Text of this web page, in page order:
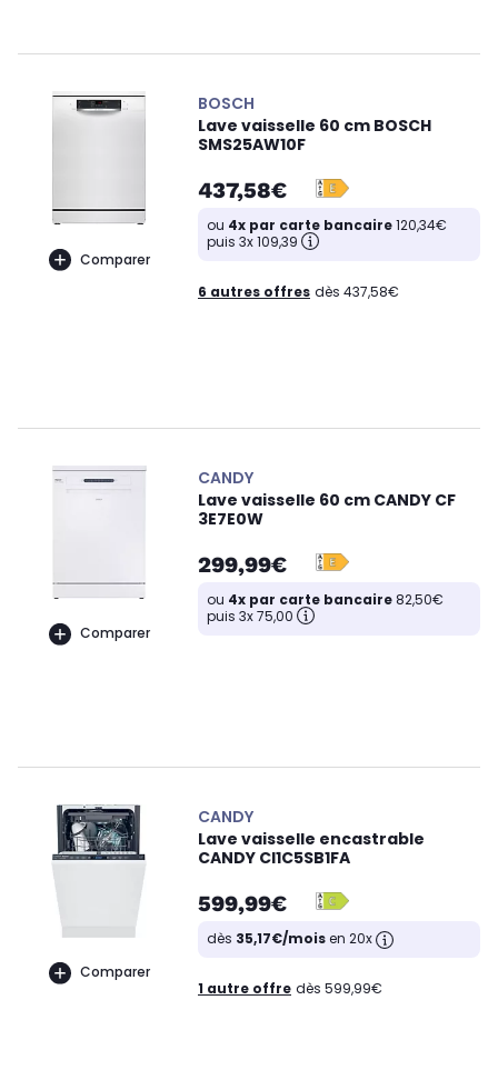
Comparer
BOSCH
Lave vaisselle 60 cm BOSCH
SMS25AW10F
437,58€
ou 4x par carte bancaire120,34€
puis 3x 109,39
6 autres offres dès 437,58€
Comparer
CANDY
Lave vaisselle 60 cm CANDY CF
3E7E0W
299,99€
ou 4x par carte bancaire82,50€
puis 3x 75,00
Comparer
CANDY
Lave vaisselle encastrable
CANDY CI1C5SB1FA
599,99€
dès 35,17€/moisen 20x
1 autre offre dès 599,99€